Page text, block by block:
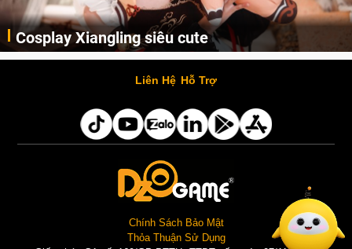
Cosplay Xiangling siêu cute
Cùng thưởng thức những hình ảnh cosplay Xiangling trong Genshin Impact siêu dễ thương của người dùng Weibo "阿包也是兔娘"
Liên Hệ Hỗ Trợ
Chính Sách Bảo Mật
Thỏa Thuận Sử Dụng